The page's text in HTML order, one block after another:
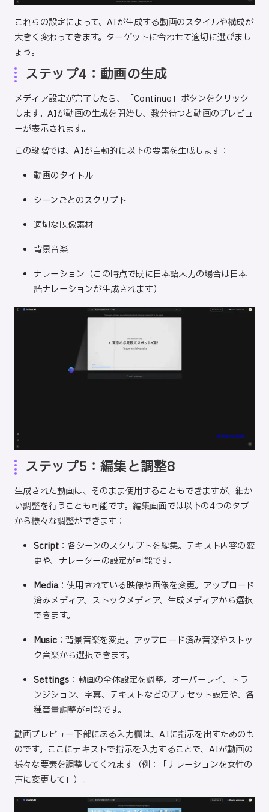
これらの設定によって、AIが生成する動画のスタイルや構成が
大きく変わってきます。ターゲットに合わせて適切に選びまし
ょう。
ステップ4：動画の生成
メディア設定が完了したら、「Continue」ボタンをクリック
します。AIが動画の生成を開始し、数分待つと動画のプレビュ
ーが表示されます。
この段階では、AIが自動的に以下の要素を生成します：
動画のタイトル
シーンごとのスクリプト
適切な映像素材
背景音楽
ナレーション（この時点で既に日本語入力の場合は日本
語ナレーションが生成されます）
ステップ5：編集と調整8
生成された動画は、そのまま使用することもできますが、細か
い調整を行うことも可能です。編集画面では以下の4つのタブ
から様々な調整ができます：
Script ：各シーンのスクリプトを編集。テキスト内容の変
更や、ナレーターの設定が可能です。
Media：使用されている映像や画像を変更。アップロード
済みメディア、ストックメディア、生成メディアから選択
できます。
Music ：背景音楽を変更。アップロード済み音楽やストッ
ク音楽から選択できます。
Settings ：動画の全体設定を調整。オーバーレイ、トラ
ンジション、字幕、テキストなどのプリセット設定や、各
種音量調整が可能です。
動画プレビュー下部にある入力欄は、AIに指示を出すためのも
のです。ここにテキストで指示を入力することで、AIが動画の
様々な要素を調整してくれます（例：「ナレーションを女性の
声に変更して」）。